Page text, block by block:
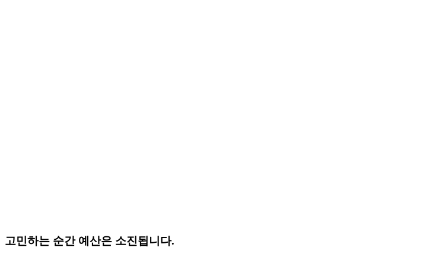
고민하는 순간 예산은 소진됩니다.